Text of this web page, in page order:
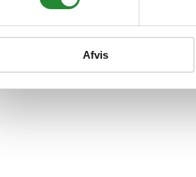
Afvis
bordtennisbord/